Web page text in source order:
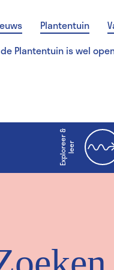
Plantentuin
Plantentuin is wel
E
x
p
l
o
re
e
r
&
l
e
er